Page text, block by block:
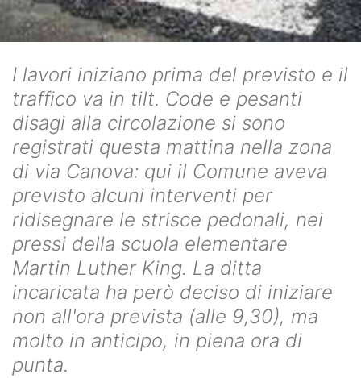
I lavori iniziano prima del previsto e il
traffico va in tilt. Code e pesanti
disagi alla circolazione si sono
registrati questa mattina nella zona
di via Canova: qui il Comune aveva
previsto alcuni interventi per
ridisegnare le strisce pedonali, nei
pressi della scuola elementare
Martin Luther King. La ditta
incaricata ha però deciso di iniziare
non all'ora prevista (alle 9,30), ma
molto in anticipo, in piena ora di
punta.